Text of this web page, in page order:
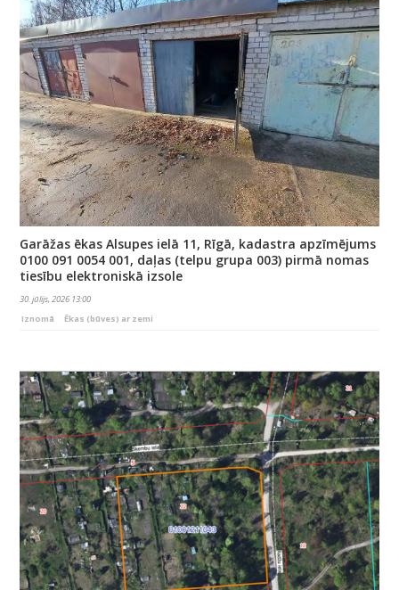
Garāžas ēkas Alsupes ielā 11, Rīgā, kadastra apzīmējums
0100 091 0054 001, daļas (telpu grupa 003) pirmā nomas
tiesību elektroniskā izsole
30. jūlijs, 2026 13:00
Iznomā
Ēkas (būves) ar zemi